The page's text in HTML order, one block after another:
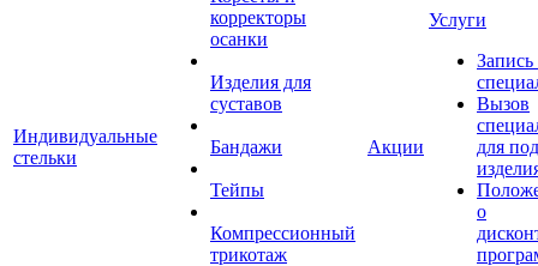
Индивидуальные
стельки
корректоры
осанки
Изделия для
суставов
Бандажи
Тейпы
Компрессионный
трикотаж
Акции
Услуги
Запись
Вызов
для
о